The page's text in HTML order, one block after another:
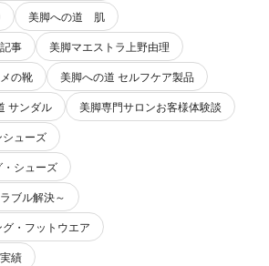
美脚への道 肌
事
美脚マエストラ上野由理
の靴
美脚への道 セルフケア製品
サンダル
美脚専門サロンお客様体験談
ューズ
シューズ
ブル解決～
・フットウエア
績